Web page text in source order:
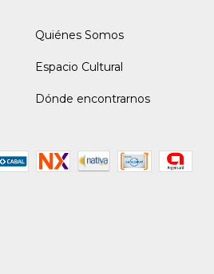
Quiénes Somos
Espacio Cultural
Dónde encontrarnos